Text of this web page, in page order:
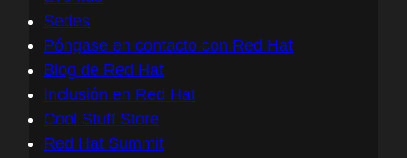
Sedes
Póngase en contacto con Red Hat
Blog de Red Hat
Inclusión en Red Hat
Cool Stuff Store
Red Hat Summit